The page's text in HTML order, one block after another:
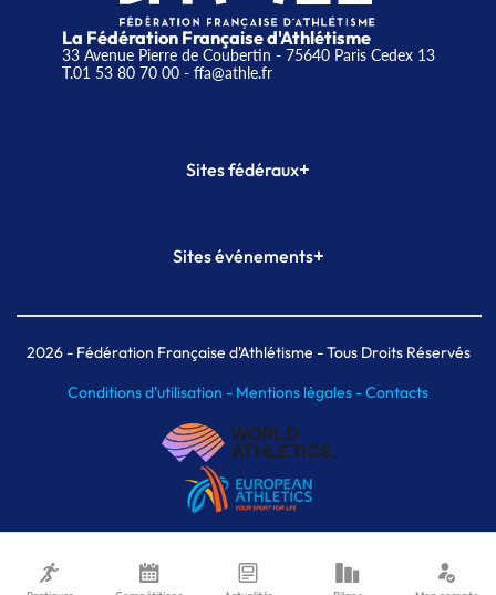
La Fédération Française d'Athlétisme
33 Avenue Pierre de Coubertin - 75640 Paris Cedex 13
T.01 53 80 70 00- ffa@athle.fr
Sites fédéraux+
Plateforme Formation
Sites événements+
Meeting de Paris indoor
MAIF Ekiden de Paris
2026- Fédération Française d'Athlétisme - Tous Droits Réservés
Conditions d'utilisation - Mentions légales -Contacts